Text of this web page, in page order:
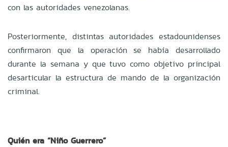
con las autoridades venezolanas.
Posteriormente, distintas autoridades estadounidenses
confirmaron que la operación se había desarrollado
durante la semana y que tuvo como objetivo principal
desarticular la estructura de mando de la organización
criminal.
Quién era “Niño Guerrero”